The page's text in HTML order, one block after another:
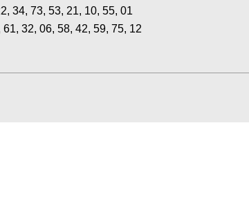
34, 73, 53, 21, 10, 55, 01
32, 06, 58, 42, 59, 75, 12